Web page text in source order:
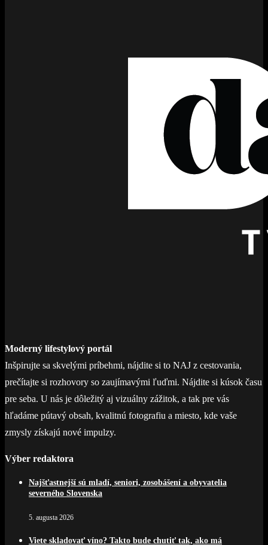
Moderný lifestylový portál
Inšpirujte sa skvelými príbehmi, nájdite si to NAJ z cestovania,
prečítajte si rozhovory so zaujímavými ľuďmi. Nájdite si kúsok času
pre seba. U nás je dôležitý aj vizuálny zážitok, a tak pre vás
hľadáme pútavý obsah, kvalitnú fotografiu a miesto, kde vaše
zmysly získajú nové impulzy.
Výber redaktora
Najšťastnejší sú mladí, seniori, zosobášení a obyvatelia
severného Slovenska
5. augusta 2026
Viete skladovať víno? Takto bude chutiť tak, ako má